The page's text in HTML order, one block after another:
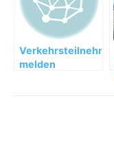
Verkehrsteilnehmer
melden